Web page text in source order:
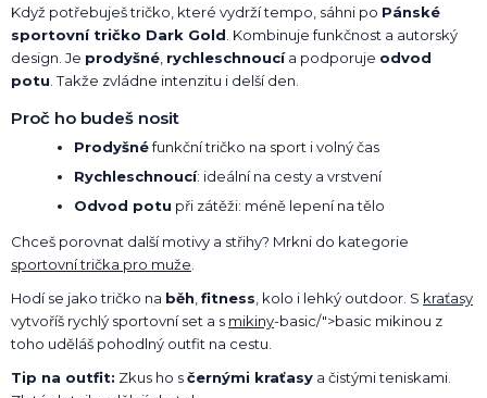
Když potřebuješ tričko, které vydrží tempo, sáhni po Pánské
sportovní tričko Dark Gold . Kombinuje funkčnost a autorský
design. Je prodyšné rychleschnoucía podporuje odvod
potu . Takže zvládne intenzitu i delší den.
Proč ho budeš nosit
Prodyšnéfunkční tričko na sport i volný čas
Rychleschnoucí: ideální na cesty a vrstvení
Odvod potu při zátěži: méně lepení na tělo
Chceš porovnat další motivy a střihy? Mrkni do kategorie
sportovní trička pro muže
Hodí se jako tričko na běh fitness , kolo i lehký outdoor. S kraťasy
vytvoříš rychlý sportovní set a s mikiny-basic/">basic mikinou z
toho uděláš pohodlný outfit na cestu.
Tip na outfit: Zkus ho sčernými kraťasy a čistými teniskami.